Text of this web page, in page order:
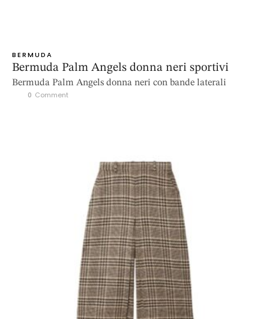
BERMUDA
Bermuda Palm Angels donna neri sportivi
Bermuda Palm Angels donna neri con bande laterali
0 Comment